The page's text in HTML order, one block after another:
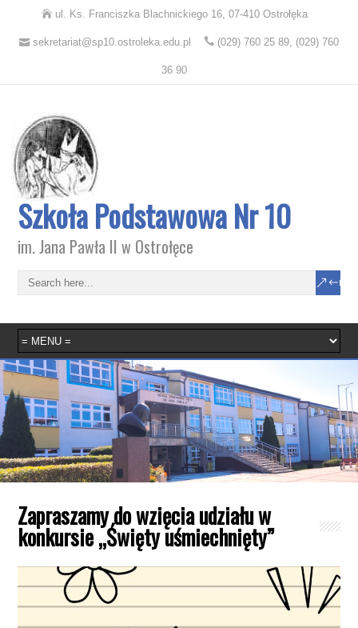
ul. Ks. Franciszka Blachnickiego 16, 07-410 Ostrołęka
sekretariat@sp10.ostroleka.edu.pl (029) 760 25 89, (029) 760
36 90
Szkoła Podstawowa Nr 10
im. Jana Pawła II w Ostrołęce
Zapraszamy do wzięcia udziału w
konkursie „Święty uśmiechnięty”